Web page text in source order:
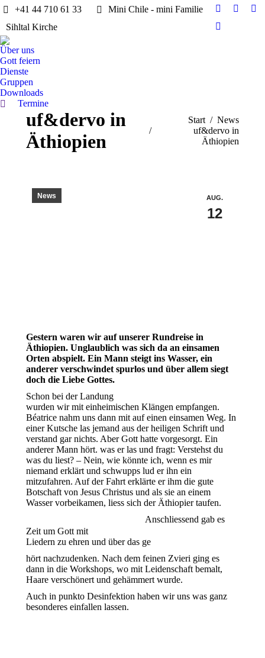
+41 44 710 61 33
Mini Chile - mini Familie
Sihltal Kirche
Facebook
page
X
YouTube
Über uns
Gott feiern
Dienste
Gruppen
Downloads
Search:Termine
uf&dervo in
Äthiopien
Sie befinden sich hier:
Start
News
uf&dervo in
Äthiopien
AUG.
12
News
Gestern waren wir auf unserer Rundreise in
Äthiopien. Unglaublich was sich da an einsamen
Orten abspielt. Ein Mann steigt ins Wasser, ein
anderer verschwindet spurlos und über allem siegt
doch die Liebe Gottes.
Schon bei der Landung
wurden wir mit einheimischen Klängen empfangen.
Béatrice nahm uns dann mit auf einen einsamen Weg. In
einer Kutsche las jemand aus der heiligen Schrift und
verstand gar nichts. Aber Gott hatte vorgesorgt. Ein
anderer Mann hört. was er las und fragt: Verstehst du
was du liest? – Nein, wie könnte ich, wenn es mir
niemand erklärt und schwupps lud er ihn ein
mitzufahren. Auf der Fahrt erklärte er ihm die gute
Botschaft von Jesus Christus und als sie an einem
Wasser vorbeikamen, liess sich der Äthiopier taufen.
Anschliessend gab es
Zeit um Gott mit
Liedern zu ehren und über das ge
hört nachzudenken. Nach dem feinen Zvieri ging es
dann in die Workshops, wo mit Leidenschaft bemalt,
Haare verschönert und gehämmert wurde.
Auch in punkto Desinfektion haben wir uns was ganz
besonderes einfallen lassen.